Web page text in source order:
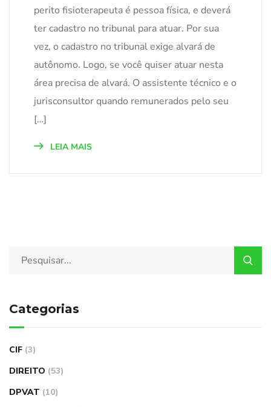
perito fisioterapeuta é pessoa física, e deverá
ter cadastro no tribunal para atuar. Por sua
vez, o cadastro no tribunal exige alvará de
autônomo. Logo, se você quiser atuar nesta
área precisa de alvará. O assistente técnico e o
jurisconsultor quando remunerados pelo seu
[…]
LEIA MAIS
Categorias
CIF (3)
DIREITO (53)
DPVAT (10)